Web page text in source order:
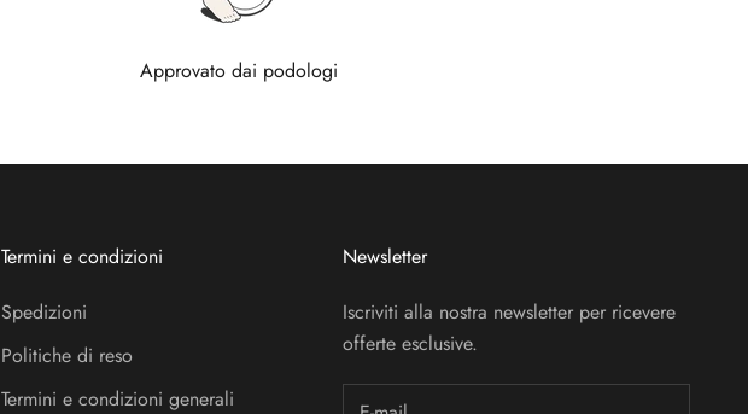
Approvato dai podologi
Termini e condizioni
Spedizioni
Politiche di reso
Termini e condizioni generali
Newsletter
Iscriviti alla nostra newsletter per ricevere
offerte esclusive.